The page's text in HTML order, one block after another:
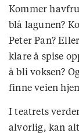
Kommer
blå lagunen?
Peter Pan?
klare å spise
å bli voksen?
finne veien
I teatrets
alvorlig, kan